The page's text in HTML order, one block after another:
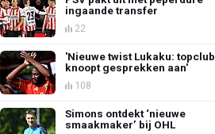
ingaande transfer
22
'Nieuwe twist Lukaku: topclub
knoopt gesprekken aan'
108
Simons ontdekt ‘nieuwe
smaakmaker’ bij OHL